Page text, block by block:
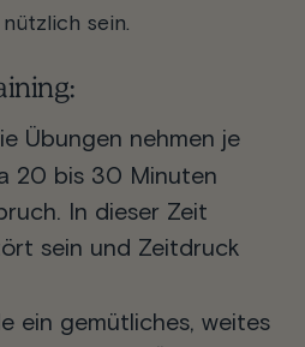
sein.
Übungen nehmen je
20 bis 30 Minuten
In dieser Zeit
sein und Zeitdruck
ein gemütliches, weites